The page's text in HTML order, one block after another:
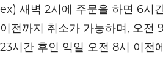
ex) 새벽 2시에 주문을 하면 6시
이전까지 취소가 가능하며, 오전
23시간 후인 익일 오전 8시 이전